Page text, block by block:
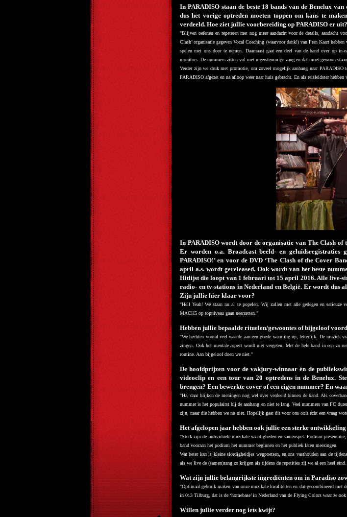
In PARADISO staan de beste 18 bands van de Benelux
dus het vorige optreden moeten toppen om kans te
verdeeld. Hoe ziet jullie voorbereiding op PARADISO er uit?
"Blijven oefenen en repeteren met nog meer aandacht voor de details, aandacht
Clash’ organisatie gegeven Vocal Coaching (waarvoor dank!) van Fran Kaart
spelen met ons door te nemen. Daarnaast gaat een deel van de band over op
monitors. De nummers zitten vol met meerstemmige zang en dat moet gewoon
Verder zijn we druk met promotie, om zoveel mogelijk aanhang naar PARADISO
PARADISO afgezet en na afloop weer naar huis gebracht. En als reisleidster
In PARADISO wordt door de organisatie van The Clash of
Er worden o.a. Broadcast beeld- en
PARADISO!’ en voor de DVD ‘The Clash of the Cover
april a.s. wordt gereleased. Ook wordt van het beste
Hitlijst die loopt van 1 februari tot 15 april 2016. Alle live-
radio- en tv-stations in Nederland en België. Er wordt dus
Zijn jullie hier klaar voor?
"Hell Yeah! We staan nu al te popelen. Wij zullen met alle gedegen en
MACH5 op topniveau gaan neerzetten."
Hebben jullie bepaalde rituelen/gewoontes of bijgeloof
"We hechten vooral veel waarde aan een goede warming up, letterlijk. De muziek
zingen. Ook het mentale aspect wordt niet vergeten. Met de hele band in een zo
routine. Aan bijgeloof doen we niet."
De hoofdprijzen voor de vakjury-winnaar én de
videoclip en een tour van 20 optredens in de Benelux.
brengen? Een bewerkte cover of een eigen nummer? En
"Ha, daar blijken de meningen nog wel over verdeeld binnen de band. Als
nummer is het populairst bij de aanhang en niet te lang. Veel nummers van FC
zijn, maar die hebben we nu niet. Hopelijk gaat dit voor ons ooit écht een vraag
Het afgelopen jaar hebben ook jullie een sterke
"Sterk zijn de individuele muzikale vaardigheden en samenspel. Podium
band vooraan het podium het nummer beginnen en het publiek laten meezingen.
Wat beter kan is kleine slordigheidjes wegpoetsen, en ons vasthouden aan de
als we live de (samen)zang zo krijgen als tijdens de repetities zij we al een heel eind…
Wat zijn jullie belangrijkste ingrediënten om in Paradiso
"Optimaal gebruik maken van onze muzikale kwaliteiten en dat gecombineerd
in 013 Tilburg, dat is de ‘homebase’ in Nederland van de Flying Colors waar ze
Willen jullie verder nog iets kwijt?